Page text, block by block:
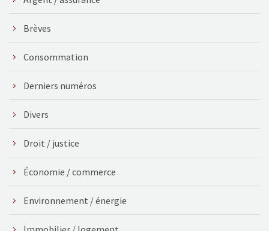
Brèves
Consommation
Derniers numéros
Divers
Droit / justice
Économie / commerce
Environnement / énergie